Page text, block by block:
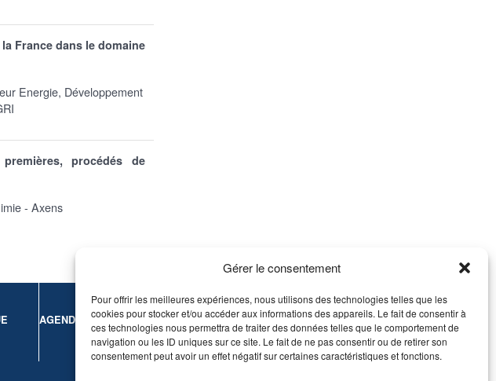
Gérer le consentement
Pour offrir les meilleures expériences, nous utilisons des technologies telles que les
cookies pour stocker et/ou accéder aux informations des appareils. Le fait de consentir à
ces technologies nous permettra de traiter des données telles que le comportement de
navigation ou les ID uniques sur ce site. Le fait de ne pas consentir ou de retirer son
consentement peut avoir un effet négatif sur certaines caractéristiques et fonctions.
France dans le domaine
Energie, Développement
procédés de
- Axens
AGENDA CONTACT
Nous contacter
Mentions légales